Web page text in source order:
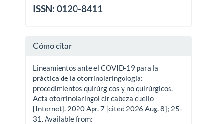
ISSN: 0120-8411
Cómo citar
Lineamientos ante el COVID-19 para la
práctica de la otorrinolaringología:
procedimientos quirúrgicos y no quirúrgicos.
Acta otorrinolaringol cir cabeza cuello
[Internet]. 2020 Apr. 7 [cited 2026 Aug. 8];:25-
31. Available from: